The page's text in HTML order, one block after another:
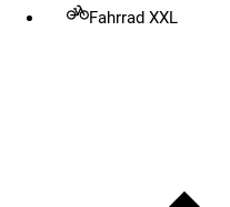
Fahrrad XXL